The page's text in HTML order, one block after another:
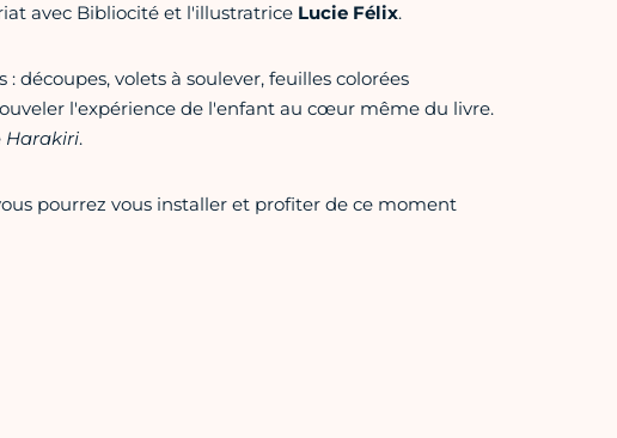
avec Bibliocité et l'illustratrice Lucie Félix.
découpes, volets à soulever, feuilles colorées
l'expérience de l'enfant au cœur même du livre.
Harakiri.
pourrez vous installer et profiter de ce moment